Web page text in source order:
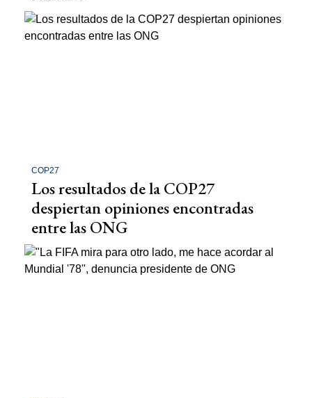
COP27
Los resultados de la COP27
despiertan opiniones encontradas
entre las ONG